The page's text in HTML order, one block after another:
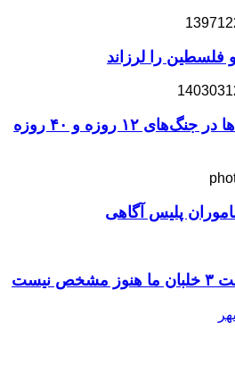
۲ عامل مهم صهیونیست‌ها در جنگ‌های ۱۲ روزه و ۴۰ روزه
پلیس آگاهی